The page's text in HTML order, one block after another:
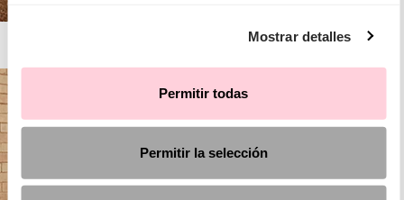
Mostrar detalles
Permitir todas
Permitir la selección